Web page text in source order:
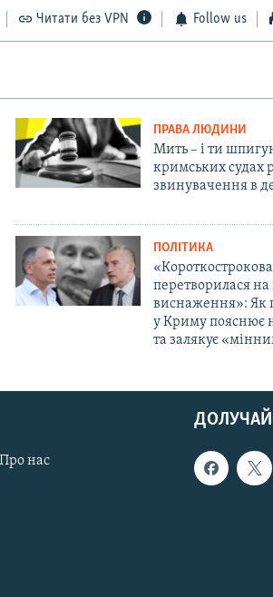
Читати без VPN Follow us
ПРАВА ЛЮДИНИ
Мить – і ти
кримських судах
звинувачення в
ПОЛІТИКА
перетворилася на
виснаження»: Як
у Криму пояснює
та залякує
нас